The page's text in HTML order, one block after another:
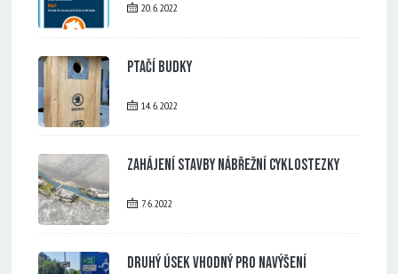
20. 6. 2022
Ptačí budky
14. 6. 2022
Zahájení stavby nábřežní cyklostezky
7. 6. 2022
Druhý úsek vhodný pro navýšení